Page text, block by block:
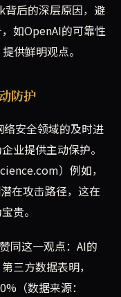
背后的深层原因，避
如OpenAI的可靠性
供鲜明观点。
防护
安全领域的及时进
业提供主动保护。
）例如，
在攻击路径，这在
贵。
同这一观点：AI的
三方数据表明，
（数据来源：